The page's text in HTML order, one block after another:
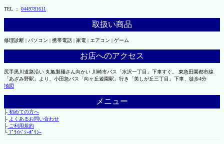
TEL ： 0449781611
取扱い商品
修理診断 | パソコン | 携帯電話 | 家電 | エアコン | ゲーム
お店へのアクセス
尻手黒川道路沿い 丸亀製麺さん向かい 川崎市バス「水沢一丁目」下車すぐ。 東急田園都市線
「あざみ野駅」より、小田急バス「向ヶ丘遊園駅」行き「美しが丘三丁目」下車、徒歩4分
地図
メニュー
├初めての方へ
├ よくあるお問い合わせ
├ご利用規約
└ﾌﾟﾗｲﾊﾞｼｰﾎﾟﾘｼｰ